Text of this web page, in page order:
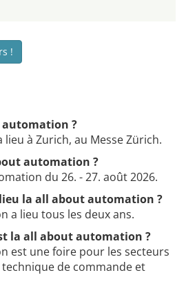
!
?
à Zurich, au Messe Zürich.
automation ?
du 26. - 27. août 2026.
la all about automation ?
a lieu tous les deux ans.
la all about automation ?
est une foire pour les secteurs
de commande et